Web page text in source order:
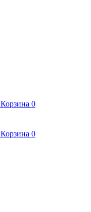
Корзина 0
Корзина 0